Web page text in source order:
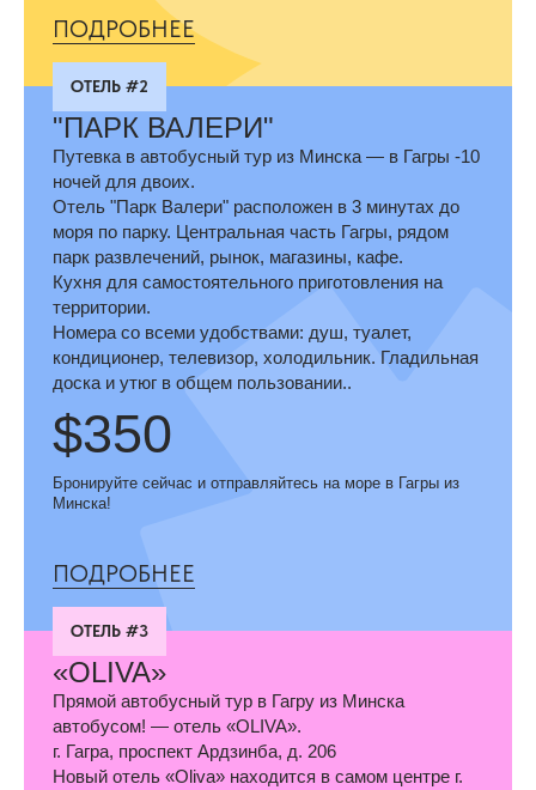
ПОДРОБНЕЕ
ОТЕЛЬ #2
"ПАРК ВАЛЕРИ"
Путевка в автобусный тур из Минска — в Гагры -10
ночей для двоих.
Отель "Парк Валери" расположен в 3 минутах до
моря по парку. Центральная часть Гагры, рядом
парк развлечений, рынок, магазины, кафе.
Кухня для самостоятельного приготовления на
территории.
Номера со всеми удобствами: душ, туалет,
кондиционер, телевизор, холодильник. Гладильная
доска и утюг в общем пользовании..
$350
Бронируйте сейчас и отправляйтесь на море в Гагры из
Минска!
ПОДРОБНЕЕ
ОТЕЛЬ #3
«OLIVA»
Прямой автобусный тур в Гагру из Минска
автобусом! — отель «OLIVA».
г. Гагра, проспект Ардзинба, д. 206
Новый отель «Oliva» находится в самом центре г.